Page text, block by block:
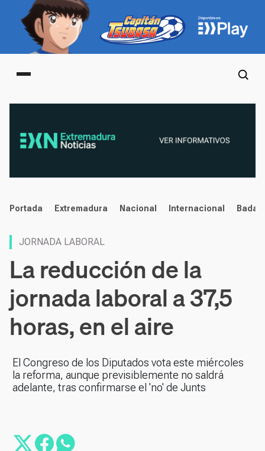
Main menu
noticias
Portada Extremadura Nacional Internacional
JORNADA LABORAL
La reducción de la
jornada laboral a 37,5
horas, en el aire
El Congreso de los Diputados vota este miércoles
la reforma, aunque previsiblemente no saldrá
adelante, tras confirmarse el 'no' de Junts